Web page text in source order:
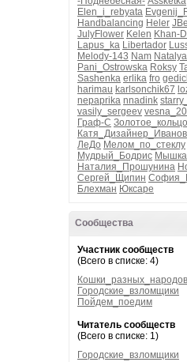
Elen_i_rebyata
Handbalancing Heler
JulyFlower Kelen Khan-
Lapus_ka Libertador
Melody-143 Nam
Pani_Ostrowska Roksy
Sashenka erlika fro
harimau karlsonchik67
nepaprika nnadink
vasily_sergeev
Граф-С Золотое_кольцо
ЛеДо Мелом_по_стеклу
Мудрый_Бодрис
Наталия_Прошунина
Сергей_Щипин
Блехман Юксаре
Сообщества
Участник сообществ
(Всего в списке: 4)
Кошки_разных_народов
Городские_взломщики
Пойдем_поедим
Читатель сообществ
(Всего в списке: 1)
Городские_взломщики